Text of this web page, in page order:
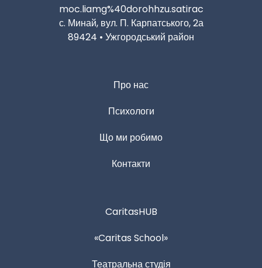
moc.liamg%40dorohhzu.satirac
с. Минай, вул. П. Карпатського, 2а
89424 • Ужгородський район
Про нас
Психологи
Що ми робимо
Контакти
CaritasHUB
«Caritas Sсhool»
Театральна студія